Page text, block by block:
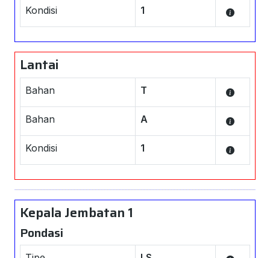
Kondisi 1
Lantai
Bahan T
Bahan A
Kondisi 1
Kepala Jembatan 1
Pondasi